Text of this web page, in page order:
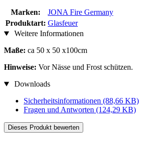
Marken:
JONA Fire Germany
Produktart: Glasfeuer
Weitere Informationen
Maße: ca 50 x 50 x100cm
Hinweise: Vor Nässe und Frost schützen.
Downloads
Sicherheitsinformationen (88,66 KB)
Fragen und Antworten (124,29 KB)
Dieses Produkt bewerten